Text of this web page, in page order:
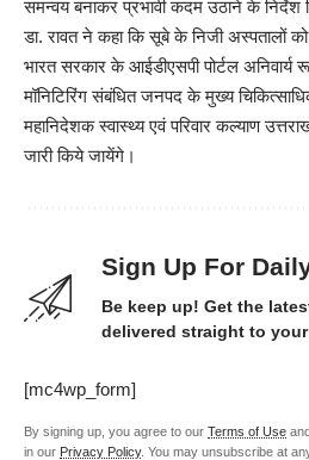
समन्वय बनाकर प्रभावी कदम उठाने के निर्देश
डा. रावत ने कहा कि सूबे के निजी अस्पतालों
भारत सरकार के आईडीएसपी पोर्टल अनिवार्य
मॉनिटिरिंग संबंधित जनपद के मुख्य
महानिदेशक स्वास्थ्य एवं परिवार कल्याण
जारी किये जायेंगे।
Sign Up For
Be keep up! Get the
delivered straight to
[mc4wp_form]
By signing up, you agree to our Terms of Use
in our Privacy Policy. You may unsubscribe at